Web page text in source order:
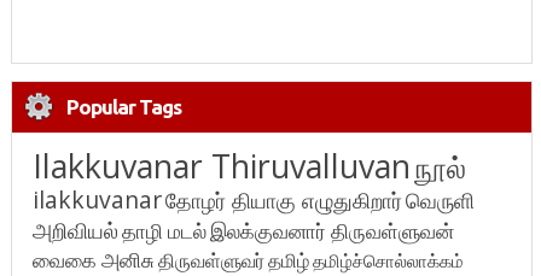
Popular Tags
Ilakkuvanar Thiruvalluvanநூல்
ilakkuvanarதோழர் தியாகு எழுதுகிறார்வெருளி
அறிவியல்தாழி மடல்இலக்குவனார் திருவள்ளுவன்
வைகை அனிசுதிருவள்ளுவர்தமிழ்தமிழ்ச்சொல்லாக்கம்